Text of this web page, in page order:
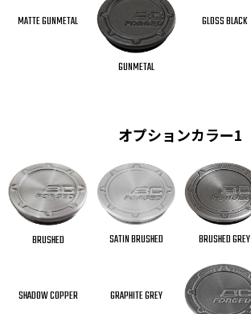
MATTE GUNMETAL
GUNMETAL
GLOSS BLACK
オプションカラー1
BRUSHED SATIN BRUSHED BRUSHED GREY
SHADOW COPPER GRAPHITE GREY